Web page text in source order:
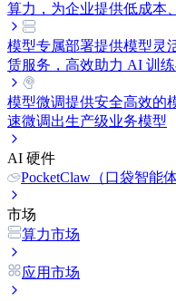
算力，为企业提供低成本
模型专属部署提供模型灵
赁服务，高效助力 AI 训
模型微调提供安全高效的
速微调出生产级业务模型
AI 硬件
PocketClaw（口袋智能体
市场
算力市场
应用市场